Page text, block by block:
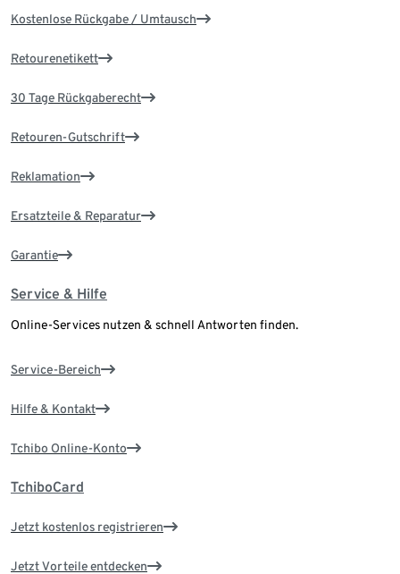
Kostenlose Rückgabe / Umtausch
Retourenetikett
30 Tage Rückgaberecht
Retouren-Gutschrift
Reklamation
Ersatzteile & Reparatur
Garantie
Service & Hilfe
Online-Services nutzen & schnell Antworten finden.
Service-Bereich
Hilfe & Kontakt
Tchibo Online-Konto
TchiboCard
Jetzt kostenlos registrieren
Jetzt Vorteile entdecken